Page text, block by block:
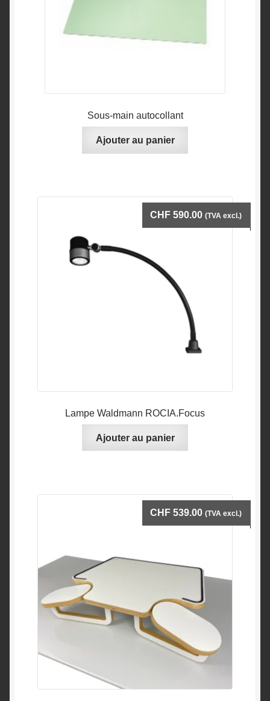
Sous-main autocollant
Ajouter au panier
Lampe Waldmann ROCIA.Focus
CHF 590.00 (TVA excl.)
Ajouter au panier
CHF 539.00 (TVA excl.)